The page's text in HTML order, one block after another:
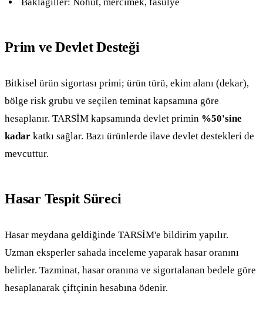
Prim ve Devlet Desteği
Bitkisel ürün sigortası primi; ürün türü, ekim alanı (dekar),
bölge risk grubu ve seçilen teminat kapsamına göre
hesaplanır. TARSİM kapsamında devlet primin %50'sine
kadar katkı sağlar. Bazı ürünlerde ilave devlet destekleri de
mevcuttur.
Hasar Tespit Süreci
Hasar meydana geldiğinde TARSİM'e bildirim yapılır.
Uzman eksperler sahada inceleme yaparak hasar oranını
belirler. Tazminat, hasar oranına ve sigortalanan bedele göre
hesaplanarak çiftçinin hesabına ödenir.